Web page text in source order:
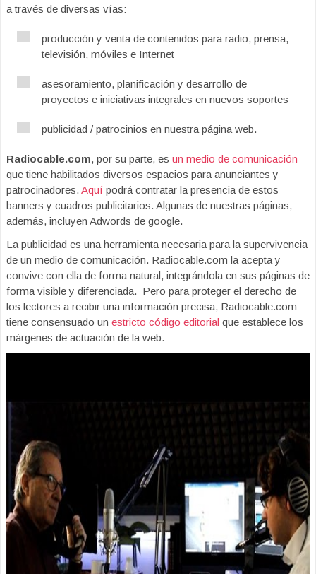
a través de diversas vías:
producción y venta de contenidos para radio, prensa,
televisión, móviles e Internet
asesoramiento, planificación y desarrollo de
proyectos e iniciativas integrales en nuevos soportes
publicidad / patrocinios en nuestra página web.
Radiocable.com, por su parte, es un medio de comunicación
que tiene habilitados diversos espacios para anunciantes y
patrocinadores. Aquí podrá contratar la presencia de estos
banners y cuadros publicitarios. Algunas de nuestras páginas,
además, incluyen Adwords de google.
La publicidad es una herramienta necesaria para la supervivencia
de un medio de comunicación. Radiocable.com la acepta y
convive con ella de forma natural, integrándola en sus páginas de
forma visible y diferenciada. Pero para proteger el derecho de
los lectores a recibir una información precisa, Radiocable.com
tiene consensuado un estricto código editorial que establece los
márgenes de actuación de la web.